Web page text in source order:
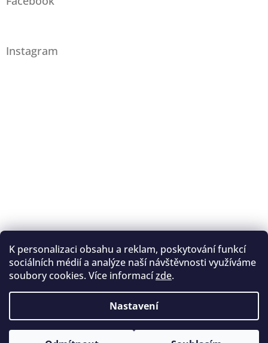
K personalizaci obsahu a reklam, poskytování funkcí
sociálních médií a analýze naší návštěvnosti využíváme
soubory cookies. Více informacízde.
Nastavení
Instagram
Sledovat na Instagramu
Registrace na lukostřelbu
I. Královský lukostřelecký klub
Český lukostřelecký svaz